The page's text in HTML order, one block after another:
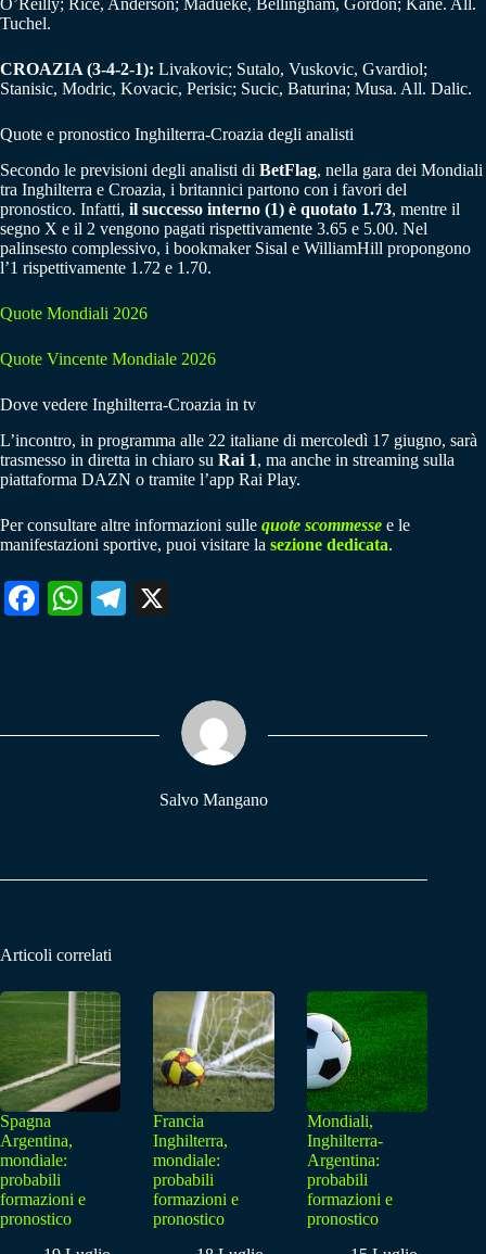
O’Reilly; Rice, Anderson; Madueke, Bellingham, Gordon; Kane. All.
Tuchel.
CROAZIA (3-4-2-1): Livakovic; Sutalo, Vuskovic, Gvardiol;
Stanisic, Modric, Kovacic, Perisic; Sucic, Baturina; Musa. All. Dalic.
Quote e pronostico Inghilterra-Croazia degli analisti
Secondo le previsioni degli analisti di BetFlag, nella gara dei Mondiali
tra Inghilterra e Croazia, i britannici partono con i favori del
pronostico. Infatti, il successo interno (1) è quotato 1.73, mentre il
segno X e il 2 vengono pagati rispettivamente 3.65 e 5.00. Nel
palinsesto complessivo, i bookmaker Sisal e WilliamHill propongono
l’1 rispettivamente 1.72 e 1.70.
Quote Mondiali 2026
Quote Vincente Mondiale 2026
Dove vedere Inghilterra-Croazia in tv
L’incontro, in programma alle 22 italiane di mercoledì 17 giugno, sarà
trasmesso in diretta in chiaro su Rai 1, ma anche in streaming sulla
piattaforma DAZN o tramite l’app Rai Play.
Per consultare altre informazioni sulle quote scommesse e le
manifestazioni sportive, puoi visitare la sezione dedicata.
Fa W
pp
Te
m
Salvo Mangano
Articoli correlati
Spagna
Argentina,
mondiale:
probabili
formazioni e
pronostico
Francia
Inghilterra,
mondiale:
probabili
formazioni e
pronostico
Mondiali,
Inghilterra-
Argentina:
probabili
formazioni e
pronostico